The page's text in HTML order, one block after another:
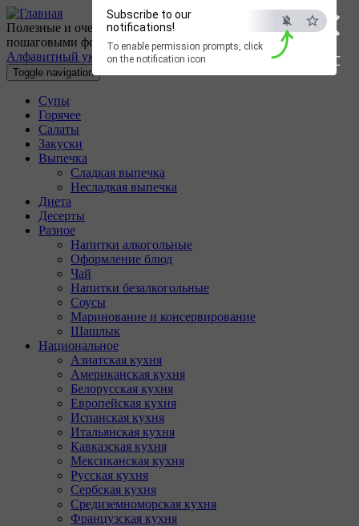
×
ESC
Subscribe to our
notifications!
To enable permission prompts, click
on the notification icon
Перейти к основному содержанию
Полезные и очень вкусные кулинарные рецепты с
пошаговыми фотографиями.
Алфавитный указатель
Toggle navigation
Супы
Горячее
Салаты
Закуски
Выпечка
Сладкая выпечка
Несладкая выпечка
Диета
Десерты
Разное
Напитки алкогольные
Оформление блюд
Чай
Напитки безалкогольные
Соусы
Маринование и консервирование
Шашлык
Национальное
Азиатская кухня
Американская кухня
Белорусская кухня
Европейская кухня
Испанская кухня
Итальянская кухня
Кавказская кухня
Мексиканская кухня
Русская кухня
Сербская кухня
Средиземноморская кухня
Французская кухня